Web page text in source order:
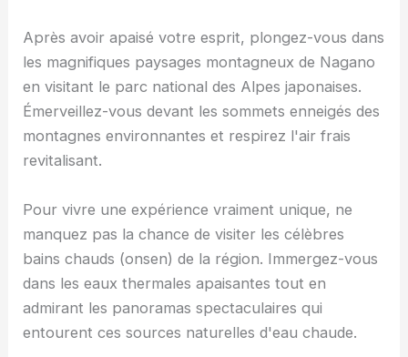
Après avoir apaisé votre esprit, plongez-vous dans
les magnifiques paysages montagneux de Nagano
en visitant le parc national des Alpes japonaises.
Émerveillez-vous devant les sommets enneigés des
montagnes environnantes et respirez l'air frais
revitalisant.
Pour vivre une expérience vraiment unique, ne
manquez pas la chance de visiter les célèbres
bains chauds (onsen) de la région. Immergez-vous
dans les eaux thermales apaisantes tout en
admirant les panoramas spectaculaires qui
entourent ces sources naturelles d'eau chaude.